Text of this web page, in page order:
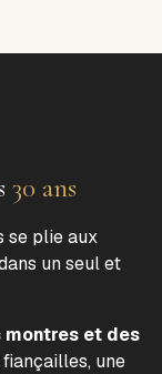
30 ans
se plie aux
un seul et
et des
une